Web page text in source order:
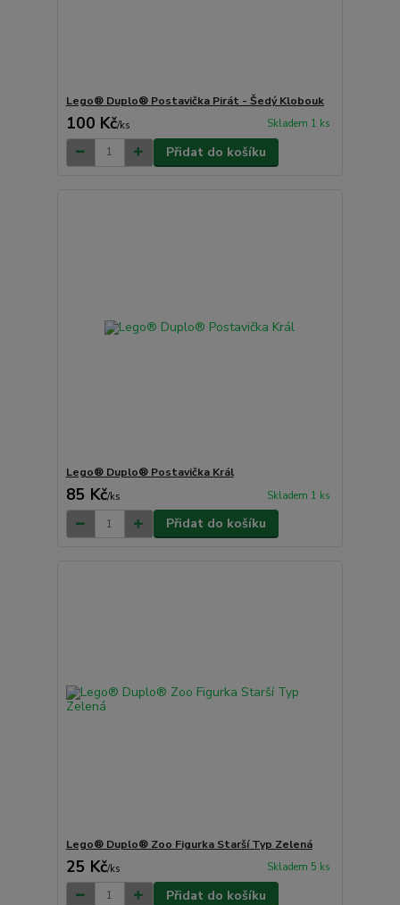
Lego® Duplo® Postavička Pirát - Šedý Klobouk
100 Kč/ks Skladem 1 ks
Přidat do košíku
Lego® Duplo® Postavička Král
85 Kč/ks Skladem 1 ks
Přidat do košíku
Lego® Duplo® Zoo Figurka Starší Typ Zelená
25 Kč/ks Skladem 5 ks
Přidat do košíku